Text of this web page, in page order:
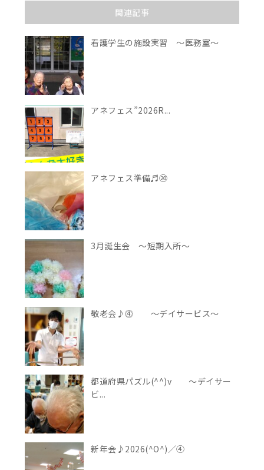
関連記事
看護学生の施設実習 ～医務室～
アネフェス”2026R...
アネフェス準備♬⑳
3月誕生会 ～短期入所～
敬老会♪⓸ ～デイサービス～
都道府県パズル(^^)v ～デイサー
ビ...
新年会♪2026(^O^)／④